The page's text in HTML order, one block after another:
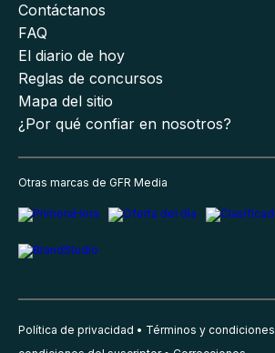
Contáctanos
FAQ
El diario de hoy
Reglas de concursos
Mapa del sitio
¿Por qué confiar en nosotros?
Otras marcas de GFR Media
Política de privacidad Términos y condiciones